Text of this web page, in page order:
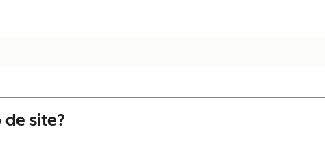
site?